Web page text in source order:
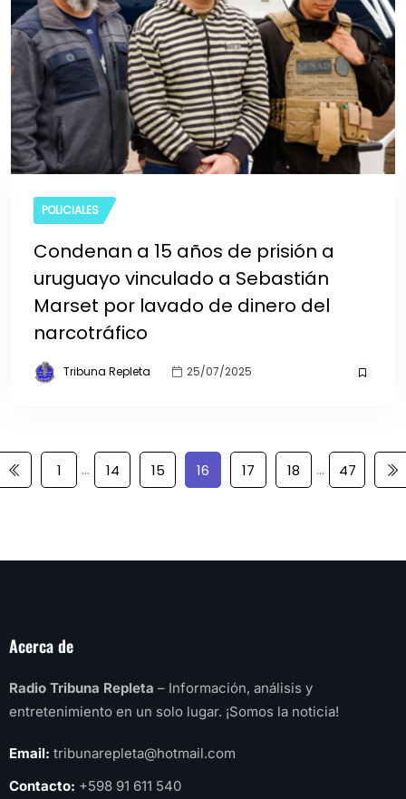
POLICIALES
Condenan a 15 años de prisión a
uruguayo vinculado a Sebastián
Marset por lavado de dinero del
narcotráfico
Tribuna Repleta 25/07/2025
1 … 14 15 16 17 18 … 47
Acerca de
Radio Tribuna Repleta – Información, análisis y
entretenimiento en un solo lugar. ¡Somos la noticia!
Email: tribunarepleta@hotmail.com
Contacto: +598 91 611 540